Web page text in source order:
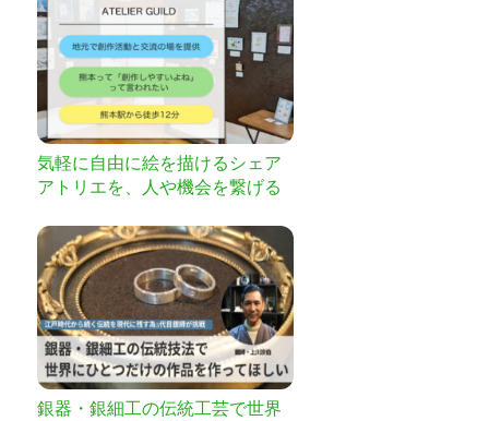
気軽に自由に絵を描けるシェア
アトリエを、人や機会を繋げる
銀器・銀細工の伝統工芸で世界